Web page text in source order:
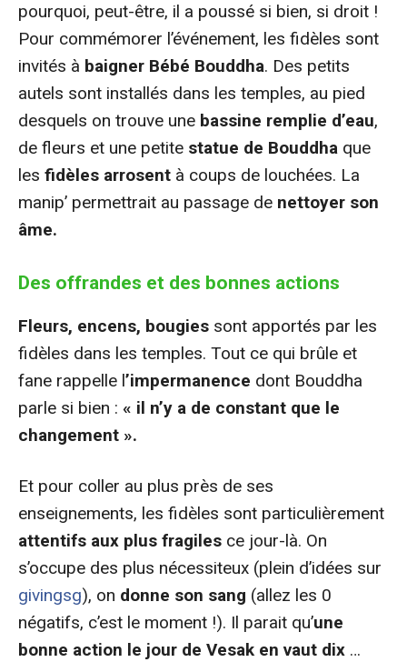
pourquoi, peut-être, il a poussé si bien, si droit !
Pour commémorer l’événement, les fidèles sont
invités à baigner Bébé Bouddha. Des petits
autels sont installés dans les temples, au pied
desquels on trouve une bassine remplie d’eau,
de fleurs et une petite statue de Bouddha que
les fidèles arrosent à coups de louchées. La
manip’ permettrait au passage de nettoyer son
âme.
Des offrandes et des bonnes actions
Fleurs, encens, bougies sont apportés par les
fidèles dans les temples. Tout ce qui brûle et
fane rappelle l’impermanence dont Bouddha
parle si bien : « il n’y a de constant que le
changement ».
Et pour coller au plus près de ses
enseignements, les fidèles sont particulièrement
attentifs aux plus fragiles ce jour-là. On
s’occupe des plus nécessiteux (plein d’idées sur
givingsg), on donne son sang (allez les 0
négatifs, c’est le moment !). Il parait qu’une
bonne action le jour de Vesak en vaut dix …